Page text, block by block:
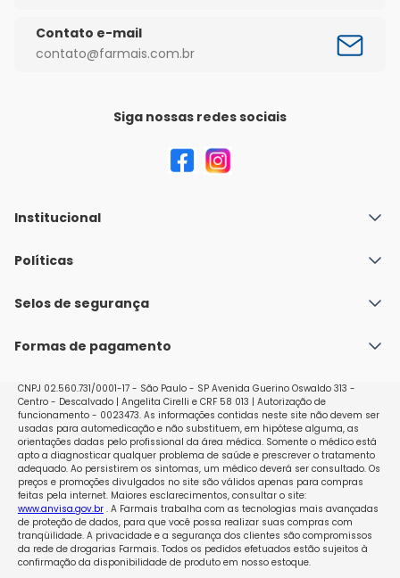
Contato e-mail
contato@farmais.com.br
Siga nossas redes sociais
Institucional
Quem Somos
Nossas lojas
Políticas
Política de Envio
Políticas de Trocas e Devoluções
Selos de segurança
Formas de pagamento
CNPJ 02.560.731/0001-17 - São Paulo - SP Avenida Guerino Oswaldo 313 -
Centro - Descalvado | Angelita Cirelli e CRF 58 013 | Autorização de
funcionamento - 0023473. As informações contidas neste site não devem ser
usadas para automedicação e não substituem, em hipótese alguma, as
orientações dadas pelo profissional da área médica. Somente o médico está
apto a diagnosticar qualquer problema de saúde e prescrever o tratamento
adequado. Ao persistirem os sintomas, um médico deverá ser consultado. Os
preços e promoções divulgados no site são válidos apenas para compras
feitas pela internet. Maiores esclarecimentos, consultar o site:
www.anvisa.gov.br. A Farmais trabalha com as tecnologias mais avançadas
de proteção de dados, para que você possa realizar suas compras com
tranqüilidade. A privacidade e a segurança dos clientes são compromissos
da rede de drogarias Farmais. Todos os pedidos efetuados estão sujeitos à
confirmação da disponibilidade de produto em nosso estoque.